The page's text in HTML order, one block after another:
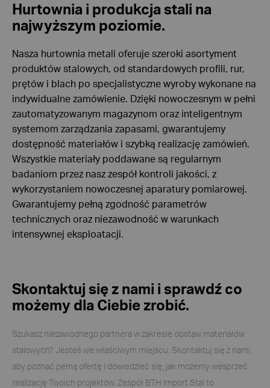
Hurtownia i produkcja stali na
najwyższym poziomie.
Nasza hurtownia metali oferuje szeroki asortyment
produktów stalowych, od standardowych profili, rur,
prętów i blach po specjalistyczne wyroby wykonane na
indywidualne zamówienie. Dzięki nowoczesnym w pełni
zautomatyzowanym magazynom oraz inteligentnym
systemom zarządzania zapasami, gwarantujemy
dostępność materiałów i szybką realizację zamówień.
Wszystkie materiały poddawane są regularnym
badaniom przez nasz zespół kontroli jakości, z
wykorzystaniem nowoczesnej aparatury pomiarowej.
Gwarantujemy pełną zgodność parametrów
technicznych oraz niezawodność w warunkach
intensywnej eksploatacji.
Skontaktuj się z nami i sprawdź co
możemy dla Ciebie zrobić.
Szukasz niezawodnego partnera w zakresie dostaw materiałów
stalowych? Jesteś we właściwym miejscu. Skontaktuj się z nami,
aby poznać pełną ofertę i dowiedzieć się, jak możemy wesprzeć
realizację Twoich projektów. Zespół BTH Import Stal to